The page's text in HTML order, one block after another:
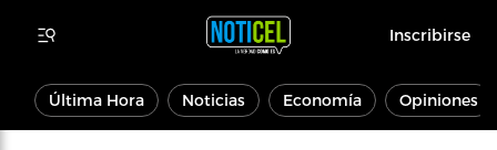
Inscribirse
Última Hora Noticias Economía Opiniones